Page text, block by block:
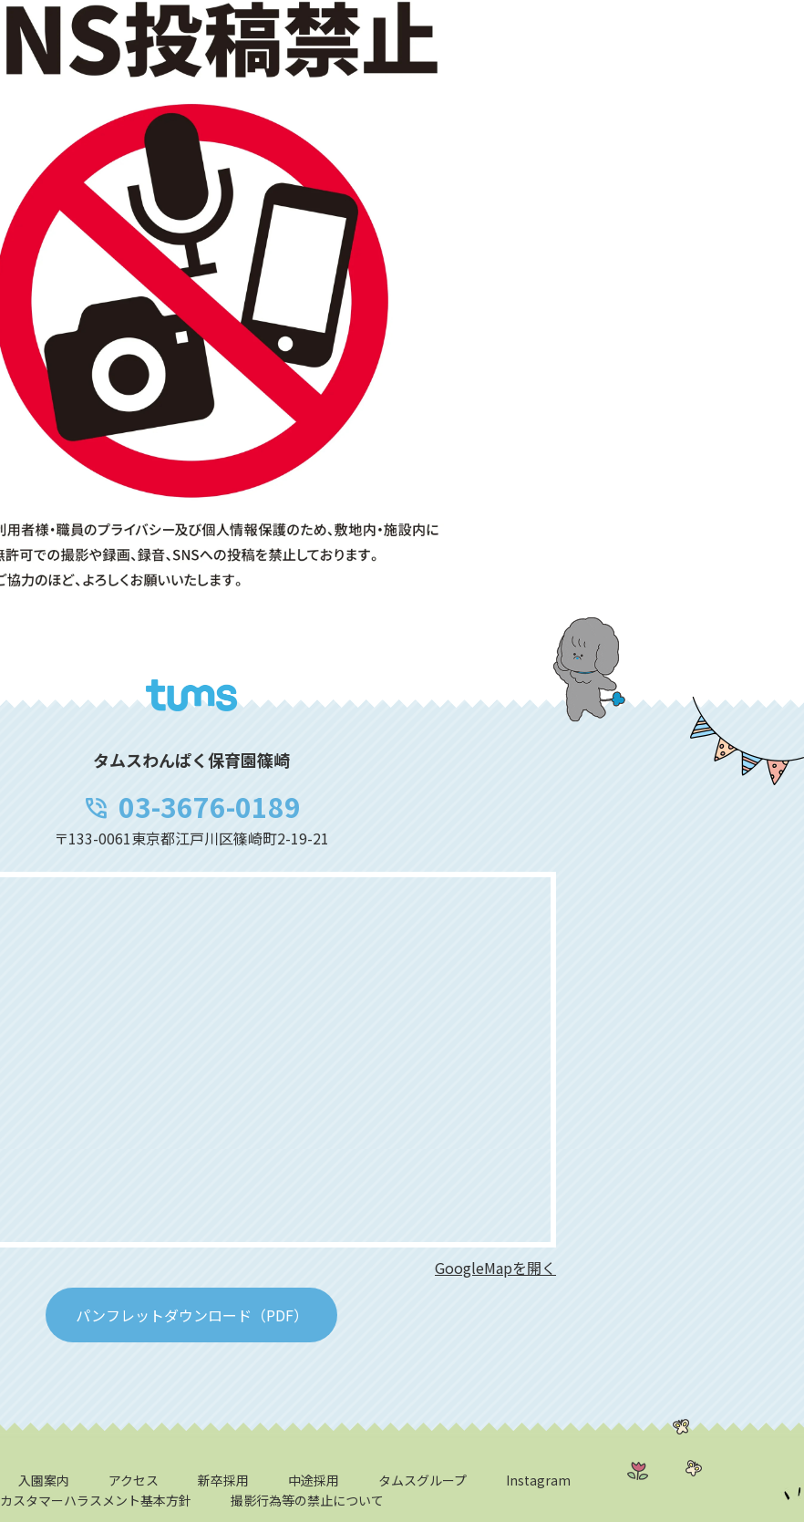
タムスわんぱく保育園篠崎
phone_in_talk 03-3676-0189
〒133-0061東京都江戸川区篠崎町2-19-21
GoogleMapを開く
パンフレットダウンロード（PDF）
入園案内 アクセス 新卒採用 中途採用 タムスグループ
Instagram
カスタマーハラスメント基本方針
撮影行為等の禁止について